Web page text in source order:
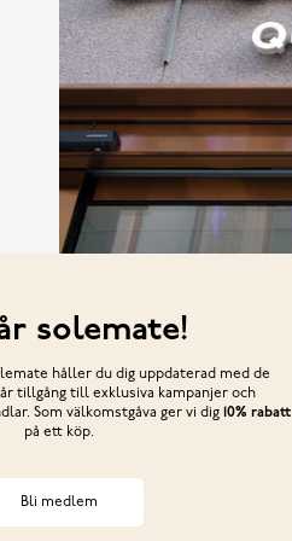
solemate!
håller du dig uppdaterad med de
tillgång till exklusiva kampanjer och
Som välkomstgåva ger vi dig 10% rabatt
på ett köp.
Bli medlem